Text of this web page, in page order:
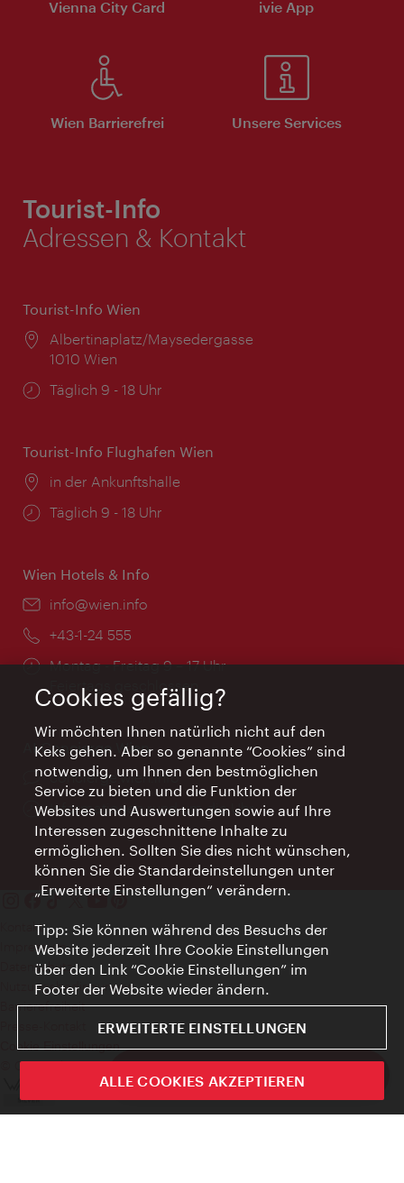
ivie - Die offizielle City Guide App
Vienna City Card ivie App
Wien Barrierefrei Unsere Services
Tourist-Info
Adressen & Kontakt
Tourist-Info Wien
Ort:
Albertinaplatz/Maysedergasse
1010 Wien
Öffnungszeiten:
Täglich 9 - 18 Uhr
Tourist-Info Flughafen Wien
Ort:
in der Ankunftshalle
Öffnungszeiten:
Täglich 9 - 18 Uhr
Wien Hotels & Info
Email:
info@wien.info
Telefon:
+43-1-24 555
Öffnungszeiten:
Montag - Freitag 9 – 17 Uhr
Feiertags geschlossen
AI Concierge Wien
Ort:
concierge.wien.info
Öffnungszeiten:
Informationen rund um die Uhr
Kontakt
Impressum
Datenschutz
Nutzungsbedingungen
Barrierefreiheit
Cookie Einstellungen
© Copyright WienTourismus
Cookies gefällig?
Wir möchten Ihnen natürlich nicht auf den
Keks gehen. Aber so genannte “Cookies” sind
notwendig, um Ihnen den bestmöglichen
Service zu bieten und die Funktion der
Websites und Auswertungen sowie auf Ihre
Interessen zugeschnittene Inhalte zu
ermöglichen. Sollten Sie dies nicht wünschen,
können Sie die Standardeinstellungen unter
„Erweiterte Einstellungen“ verändern.
Tipp: Sie können während des Besuchs der
Website jederzeit Ihre Cookie Einstellungen
über den Link “Cookie Einstellungen” im
Footer der Website wieder ändern.
ERWEITERTE EINSTELLUNGEN
ALLE COOKIES AKZEPTIEREN